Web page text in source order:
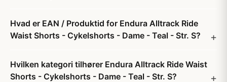
Hvad er EAN / Produktid for Endura Alltrack Ride
Waist Shorts - Cykelshorts - Dame - Teal - Str. S?
Hvilken kategori tilhører Endura Alltrack Ride Waist
Shorts - Cykelshorts - Dame - Teal - Str. S?